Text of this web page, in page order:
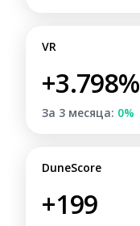
VR
+3.798%
За 3 месяца: 0%
DuneScore
+199